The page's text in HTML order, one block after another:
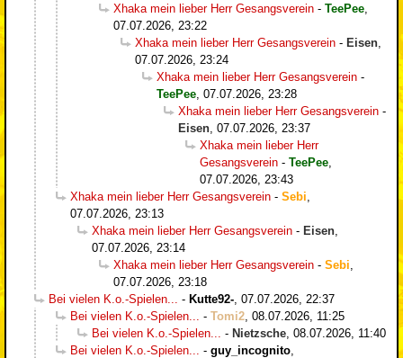
Xhaka mein lieber Herr Gesangsverein - TeePee
07.07.2026, 23:22
Xhaka mein lieber Herr Gesangsverein - Eisen
07.07.2026, 23:24
Xhaka mein lieber Herr Gesangsverein -
TeePee 07.07.2026, 23:28
Xhaka mein lieber Herr Gesangsverein -
Eisen 07.07.2026, 23:37
Xhaka mein lieber Herr
Gesangsverein - TeePee
07.07.2026, 23:43
Xhaka mein lieber Herr Gesangsverein - Sebi
07.07.2026, 23:13
Xhaka mein lieber Herr Gesangsverein - Eisen
07.07.2026, 23:14
Xhaka mein lieber Herr Gesangsverein - Sebi
07.07.2026, 23:18
Bei vielen K.o.-Spielen...
- Kutte92- 07.07.2026, 22:37
Bei vielen K.o.-Spielen...
- Tomi2 08.07.2026, 11:25
Bei vielen K.o.-Spielen...
- Nietzsche 08.07.2026, 11:40
Bei vielen K.o.-Spielen...
- guy_incognito